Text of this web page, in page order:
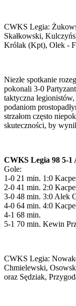
CWKS Legia:
Skałkowski,
Królak (Kpt), Olek -
Niezłe spotkanie
pokonali 3-0
taktyczna
podaniom
strzałom często
skuteczności, by
CWKS Legia 98 5-1
Gole:
1-0 21 min. 1:0
2-0 41 min. 2:0
3-0 48 min. 3:0 Alek
4-0 64 min. 4:0
4-1 68 min.
5-1 70 min. Kewin
CWKS Legia:
Chmielewski,
oraz Sędziak,